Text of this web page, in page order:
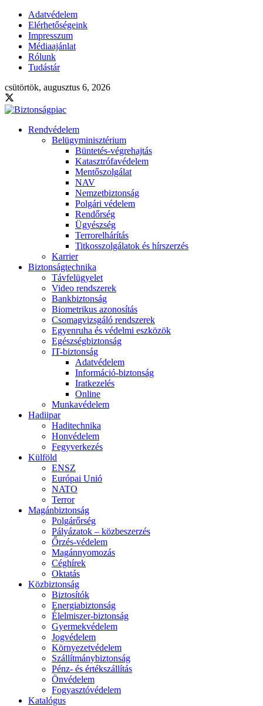
Adatvédelem
Elérhetőségeink
Impresszum
Médiaajánlat
Rólunk
Tudástár
csütörtök, augusztus 6, 2026
Rendvédelem
Belügyminisztérium
Büntetés-végrehajtás
Katasztrófavédelem
Mentőszolgálat
NAV
Nemzetbiztonság
Polgári védelem
Rendőrség
Ügyészség
Terrorelhárítás
Titkosszolgálatok és hírszerzés
Karrier
Biztonságtechnika
Távfelügyelet
Video rendszerek
Bankbiztonság
Biometrikus azonosítás
Csomagvizsgáló rendszerek
Egyenruha és védelmi eszközök
Egészségbiztonság
IT-biztonság
Adatvédelem
Információ-biztonság
Iratkezelés
Online
Munkavédelem
Hadiipar
Haditechnika
Honvédelem
Fegyverkezés
Külföld
ENSZ
Európai Unió
NATO
Terror
Magánbiztonság
Polgárőrség
Pályázatok – közbeszerzés
Őrzés-védelem
Magánnyomozás
Céghírek
Oktatás
Közbiztonság
Biztosítók
Energiabiztonság
Élelmiszer-biztonság
Gyermekvédelem
Jogvédelem
Környezetvédelem
Szállítmánybiztonság
Pénz- és értékszállítás
Önvédelem
Fogyasztóvédelem
Katalógus